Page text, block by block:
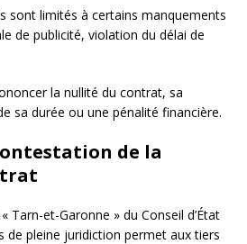
sont limités à certains manquements
de publicité, violation du délai de
la nullité du contrat, sa
sa durée ou une pénalité financière.
de la
Tarn-et-Garonne » du Conseil d’État
de pleine juridiction permet aux tiers